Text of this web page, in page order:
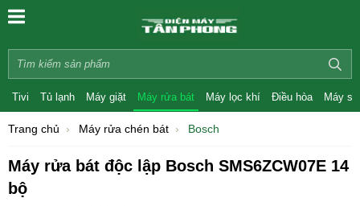
Tivi Tủ lạnh Máy giặt Máy rửa bát Máy lọc khí Điều hòa Máy
Trang chủ Máy rửa chén bát Bosch
Máy rửa bát độc lập Bosch SMS6ZCW07E 14
bộ